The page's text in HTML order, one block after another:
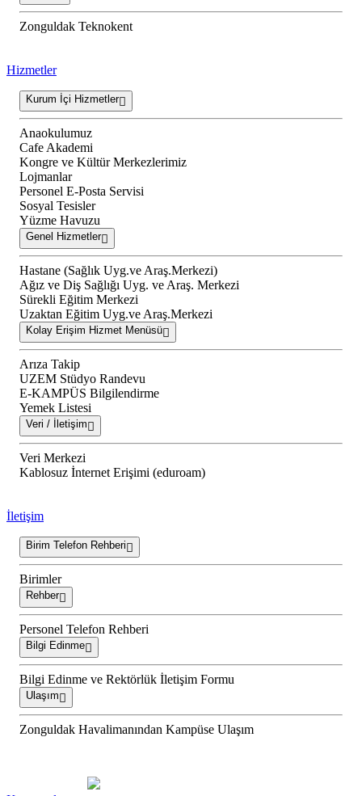
Zonguldak Teknokent
Hizmetler
Kurum İçi Hizmetler
Anaokulumuz
Cafe Akademi
Kongre ve Kültür Merkezlerimiz
Lojmanlar
Personel E-Posta Servisi
Sosyal Tesisler
Yüzme Havuzu
Genel Hizmetler
Hastane (Sağlık Uyg.ve Araş.Merkezi)
Ağız ve Diş Sağlığı Uyg. ve Araş. Merkezi
Sürekli Eğitim Merkezi
Uzaktan Eğitim Uyg.ve Araş.Merkezi
Kolay Erişim Hizmet Menüsü
Arıza Takip
UZEM Stüdyo Randevu
E-KAMPÜS Bilgilendirme
Yemek Listesi
Veri / İletişim
Veri Merkezi
Kablosuz İnternet Erişimi (eduroam)
İletişim
Birim Telefon Rehberi
Birimler
Rehber
Personel Telefon Rehberi
Bilgi Edinme
Bilgi Edinme ve Rektörlük İletişim Formu
Ulaşım
Zonguldak Havalimanından Kampüse Ulaşım